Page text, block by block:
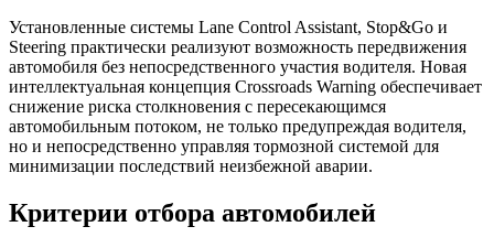
Установленные системы Lane Control Assistant, Stop&Go и
Steering практически реализуют возможность передвижения
автомобиля без непосредственного участия водителя. Новая
интеллектуальная концепция Crossroads Warning обеспечивает
снижение риска столкновения с пересекающимся
автомобильным потоком, не только предупреждая водителя,
но и непосредственно управляя тормозной системой для
минимизации последствий неизбежной аварии.
Критерии отбора автомобилей